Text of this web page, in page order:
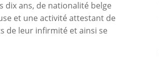
dix ans, de nationalité belge
et une activité attestant de
de leur infirmité et ainsi se